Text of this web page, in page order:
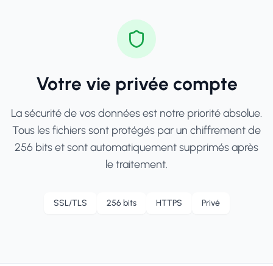
Votre vie privée compte
La sécurité de vos données est notre priorité absolue.
Tous les fichiers sont protégés par un chiffrement de
256 bits et sont automatiquement supprimés après
le traitement.
SSL/TLS 256 bits HTTPS Privé